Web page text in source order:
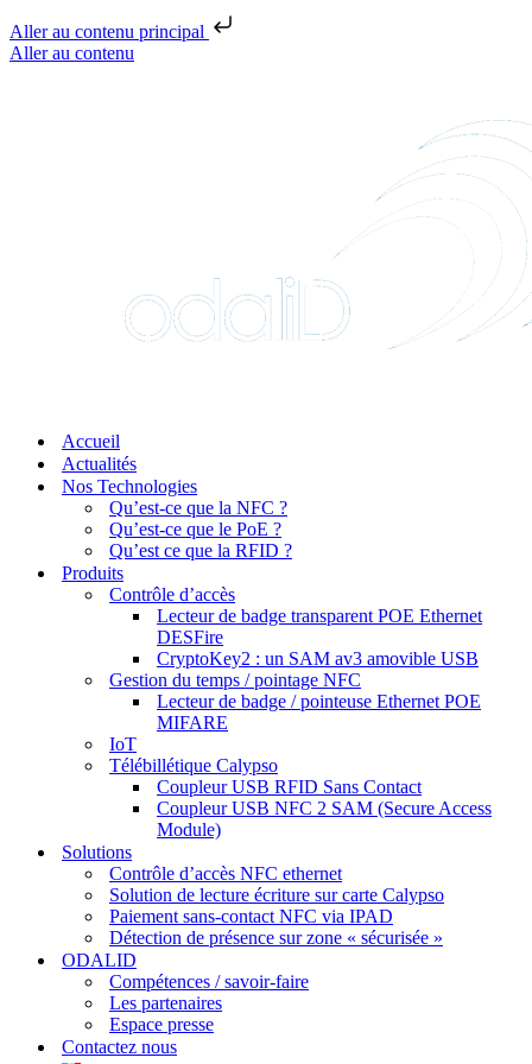
Aller au contenu principal
Aller au contenu
Accueil
Actualités
Nos Technologies
Qu’est-ce que la NFC ?
Qu’est-ce que le PoE ?
Qu’est ce que la RFID ?
Produits
Contrôle d’accès
Lecteur de badge transparent POE Ethernet
DESFire
CryptoKey2 : un SAM av3 amovible USB
Gestion du temps / pointage NFC
Lecteur de badge / pointeuse Ethernet POE
MIFARE
IoT
Télébillétique Calypso
Coupleur USB RFID Sans Contact
Coupleur USB NFC 2 SAM (Secure Access
Module)
Solutions
Contrôle d’accès NFC ethernet
Solution de lecture écriture sur carte Calypso
Paiement sans-contact NFC via IPAD
Détection de présence sur zone « sécurisée »
ODALID
Compétences / savoir-faire
Les partenaires
Espace presse
Contactez nous